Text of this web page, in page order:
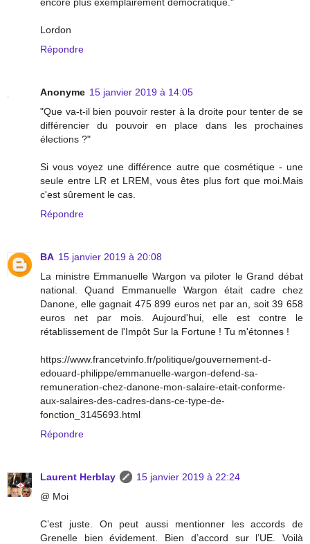
Lordon
Répondre
Anonyme 15 janvier 2019 à 14:05
"Que va-t-il bien pouvoir rester à la droite pour tenter de se
différencier du pouvoir en place dans les prochaines
élections ?"
Si vous voyez une différence autre que cosmétique - une
seule entre LR et LREM, vous êtes plus fort que moi.Mais
c'est sûrement le cas.
Répondre
BA 15 janvier 2019 à 20:08
La ministre Emmanuelle Wargon va piloter le Grand débat
national. Quand Emmanuelle Wargon était cadre chez
Danone, elle gagnait 475 899 euros net par an, soit 39 658
euros net par mois. Aujourd'hui, elle est contre le
rétablissement de l'Impôt Sur la Fortune ! Tu m'étonnes !
https://www.francetvinfo.fr/politique/gouvernement-d-
edouard-philippe/emmanuelle-wargon-defend-sa-
remuneration-chez-danone-mon-salaire-etait-conforme-
aux-salaires-des-cadres-dans-ce-type-de-
fonction_3145693.html
Répondre
Laurent Herblay
15 janvier 2019 à 22:24
@ Moi
C’est juste. On peut aussi mentionner les accords de
Grenelle bien évidement. Bien d’accord sur l’UE. Voilà